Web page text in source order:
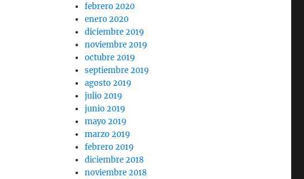
febrero 2020
enero 2020
diciembre 2019
noviembre 2019
octubre 2019
septiembre 2019
agosto 2019
julio 2019
junio 2019
mayo 2019
marzo 2019
febrero 2019
diciembre 2018
noviembre 2018